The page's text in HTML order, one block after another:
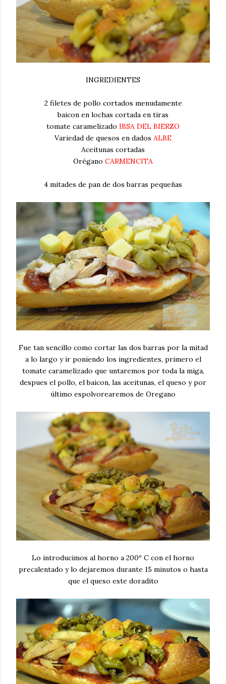
INGREDIENTES
2 filetes de pollo cortados menudamente
baicon en lochas cortada en tiras
tomate caramelizado IBSA DEL BIERZO
Variedad de quesos en dados ALBE
Aceitunas cortadas
Orégano CARMENCITA
4 mitades de pan de dos barras pequeñas
Fue tan sencillo como cortar las dos barras por la mitad
a lo largo y ir poniendo los ingredientes, primero el
tomate caramelizado que untaremos por toda la miga,
despues el pollo, el baicon, las aceitunas, el queso y por
último espolvorearemos de Oregano
Lo introducimos al horno a 200º C con el horno
precalentado y lo dejaremos durante 15 minutos o hasta
que el queso este doradito